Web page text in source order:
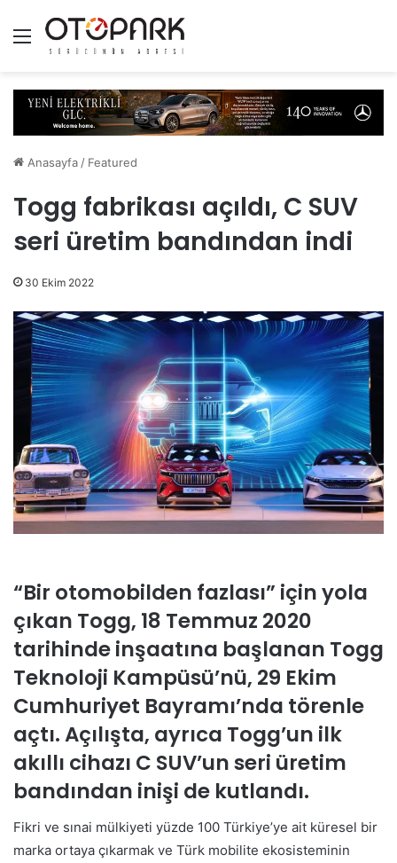
Menü
Anasayfa / Featured
Togg fabrikası açıldı, C SUV
seri üretim bandından indi
30 Ekim 2022
“Bir otomobilden fazlası” için yola
çıkan Togg, 18 Temmuz 2020
tarihinde inşaatına başlanan Togg
Teknoloji Kampüsü’nü, 29 Ekim
Cumhuriyet Bayramı’nda törenle
açtı. Açılışta, ayrıca Togg’un ilk
akıllı cihazı C SUV’un seri üretim
bandından inişi de kutlandı.
Fikri ve sınai mülkiyeti yüzde 100 Türkiye’ye ait küresel bir
marka ortaya çıkarmak ve Türk mobilite ekosisteminin